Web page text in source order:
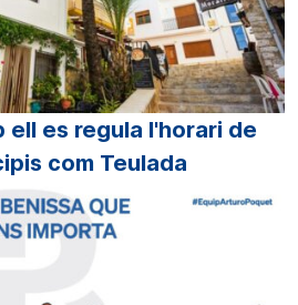
ell es regula l'horari de
com Teulada